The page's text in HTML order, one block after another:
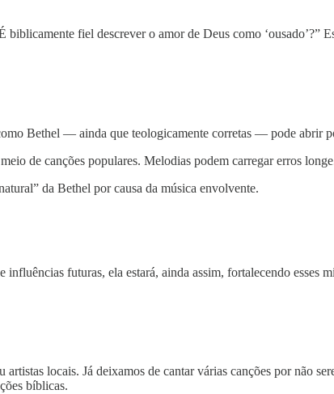
fiel descrever o amor de Deus como ‘ousado’?”
Bethel — ainda que teologicamente corretas — pode abrir
de canções populares. Melodias podem carregar erros
da Bethel por causa da música envolvente.
futuras, ela estará, ainda assim, fortalecendo esses
locais. Já deixamos de cantar várias canções por não
bíblicas.